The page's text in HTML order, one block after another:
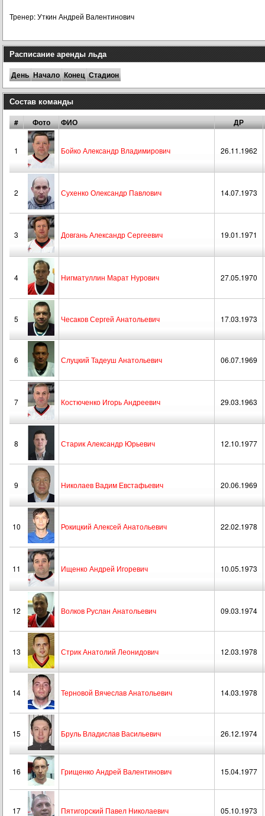
Тренер: Уткин Андрей Валентинович
Расписание аренды льда
День Начало Конец Стадион
Состав команды
# Фото ФИО ДР
1 Бойко Александр Владимирович 26.11.1962
2 Сухенко Олександр Павлович 14.07.1973
3 Довгань Александр Сергеевич 19.01.1971
4 Нигматуллин Марат Нурович 27.05.1970
5 Чесаков Сергей Анатольевич 17.03.1973
6 Слуцкий Тадеуш Анатольевич 06.07.1969
7 Костюченко Игорь Андреевич 29.03.1963
8 Старик Александр Юрьевич 12.10.1977
9 Николаев Вадим Евстафьевич 20.06.1969
10 Рокицкий Алексей Анатольевич 22.02.1978
11 Ищенко Андрей Игоревич 10.05.1973
12 Волков Руслан Анатольевич 09.03.1974
13 Стрик Анатолий Леонидович 12.03.1978
14 Терновой Вячеслав Анатольевич 14.03.1978
15 Бруль Владислав Васильевич 26.12.1974
16 Грищенко Андрей Валентинович 15.04.1977
17 Пятигорский Павел Николаевич 05.10.1973